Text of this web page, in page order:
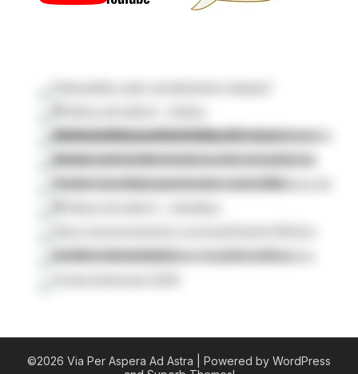
©2026 Via Per Aspera Ad Astra
| Powered by WordPress